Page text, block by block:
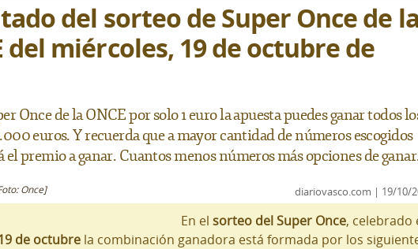
del sorteo de Super Once de la
del miércoles, 19 de octubre de
Once de la ONCE por solo 1 euro la apuesta puedes ganar todos
euros. Y recuerda que a mayor cantidad de números escogidos
el premio a ganar. Cuantos menos números más opciones de
diariovasco.com | 19/10/
Once]
En el sorteo del Super Once, celebrado
de octubre la combinación ganadora está formada por los